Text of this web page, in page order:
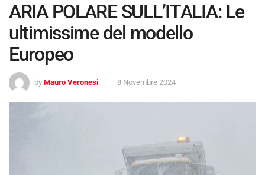
ARIA POLARE SULL’ITALIA: Le
ultimissime del modello
Europeo
by Mauro Veronesi 8 Novembre 2024